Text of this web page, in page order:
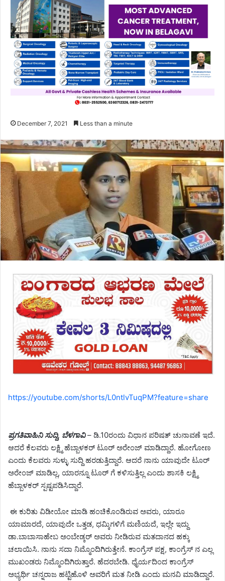
December 7, 2021 Less than a minute
https://youtube.com/shorts/L0ntlvTuqPM?feature=share
ಪ್ರಗತಿವಾಹಿನಿ ಸುದ್ದಿ, ಬೆಳಗಾವಿ– ಡಿ.10ರಂದು ವಿಧಾನ ಪರಿಷತ್ ಚುನಾವಣೆ ಇದೆ.
ಆದರೆ ಕೆಲವರು ಲಕ್ಷ್ಮಿ ಹೆಬ್ಬಾಳಕರ್ ಟೂರ್ ಅರೇಂಜ್ ಮಾಡಿದ್ದಾರೆ. ಹೋಗೋಣ
ಎಂದು ಕೆಲವರು ಸುಳ್ಳು ಸುದ್ದಿ ಹರಡುತ್ತಿದ್ದಾರೆ. ಆದರೆ ನಾನು ಯಾವುದೇ ಟೂರ್
ಅರೇಂಜ್ ಮಾಡಿಲ್ಲ, ಯಾರನ್ನೂ ಟೂರ್ ಗೆ ಕಳಿಸುತ್ತಿಲ್ಲ ಎಂದು ಶಾಸಕಿ ಲಕ್ಷ್ಮಿ
ಹೆಬ್ಬಾಳಕರ್ ಸ್ಪಷ್ಟಪಡಿಸಿದ್ದಾರೆ.
ಈ ಕುರಿತು ವಿಡೀಯೋ ಮಾಡಿ ಹಂಚಿಕೊಂಡಿರುವ ಅವರು, ಯಾರೂ
ಯಾಮಾರದೆ, ಯಾವುದೇ ಒತ್ತಡ, ಧಮ್ಕಿಗಳಿಗೆ ಮಣಿಯದೆ, ಇಲ್ಲೇ ಇದ್ದು
ಡಾ.ಬಾಬಾಸಾಹೇಬ ಅಂಬೇಡ್ಕರ್ ಅವರು ನೀಡಿರುವ ಮತದಾನದ ಹಕ್ಕು
ಚಲಾಯಿಸಿ. ನಾನು ಸದಾ ನಿಮ್ಮೊಂದಿಗಿರುತ್ತೇನೆ. ಕಾಂಗ್ರೆಸ್ ಪಕ್ಷ, ಕಾಂಗ್ರೆಸ್ ನ ಎಲ್ಲ
ಮುಖಂಡರು ನಿಮ್ಮೊಂದಿಗಿರುತ್ತಾರೆ. ಹೆದರಬೇಡಿ. ಧೈರ್ಯದಿಂದ ಕಾಂಗ್ರೆಸ್
ಅಭ್ಯರ್ಥಿ ಚನ್ನರಾಜ ಹಟ್ಟಿಹೊಳಿ ಅವರಿಗೆ ಮತ ನೀಡಿ ಎಂದು ಮನವಿ ಮಾಡಿದ್ದಾರೆ.